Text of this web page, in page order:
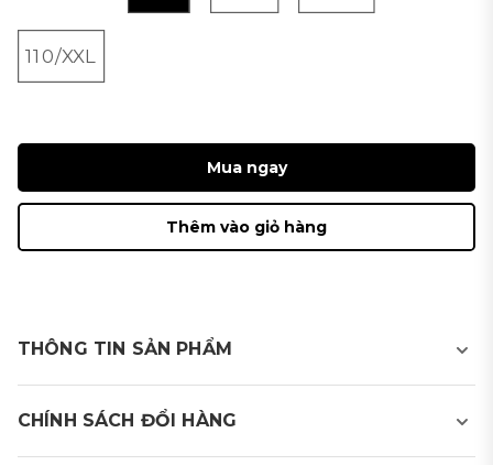
110/XXL
Mua ngay
Thêm vào giỏ hàng
THÔNG TIN SẢN PHẨM
CHÍNH SÁCH ĐỔI HÀNG